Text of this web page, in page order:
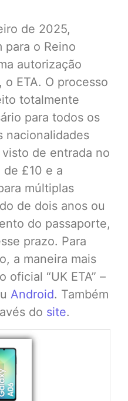
de 2025,
para o Reino
autorização
ETA. O processo
totalmente
para todos os
nacionalidades
de entrada no
de £10 e a
múltiplas
de dois anos ou
do passaporte,
prazo. Para
a maneira mais
oficial “UK ETA” –
Android. Também
do site.